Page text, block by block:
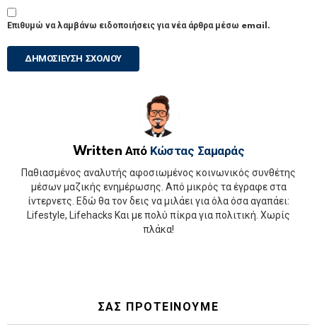
Επιθυμώ να λαμβάνω ειδοποιήσεις για νέα άρθρα μέσω email.
Written Από Κώστας Σαμαράς
Παθιασμένος αναλυτής αφοσιωμένος κοινωνικός συνθέτης
μέσων μαζικής ενημέρωσης. Από μικρός τα έγραφε στα
ίντερνετς. Εδώ θα τον δεις να μιλάει για όλα όσα αγαπάει:
Lifestyle, Lifehacks Και με πολύ πίκρα για πολιτική. Χωρίς
πλάκα!
ΣΑΣ ΠΡΟΤΕΙΝΟΥΜΕ